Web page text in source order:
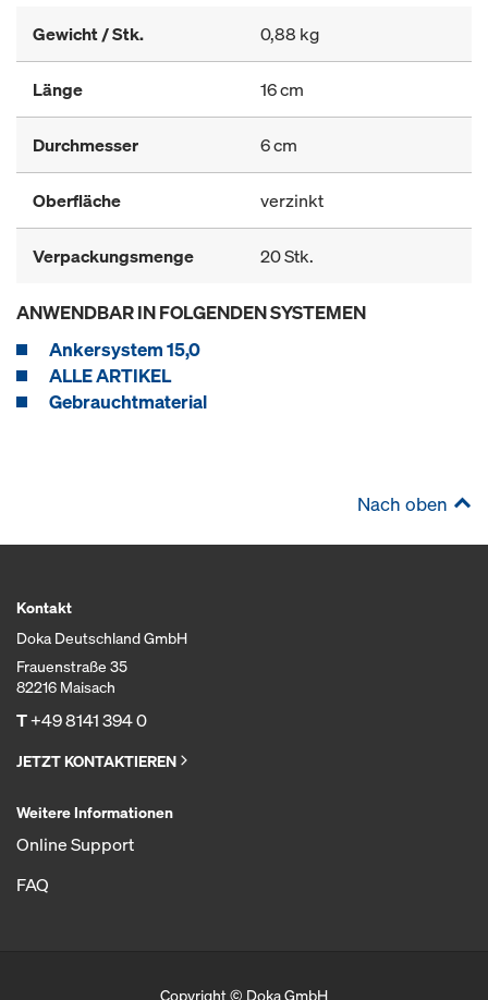
Gewicht / Stk. 0,88 kg
Länge 16 cm
Durchmesser 6 cm
Oberfläche verzinkt
Verpackungsmenge 20 Stk.
ANWENDBAR IN FOLGENDEN SYSTEMEN
Ankersystem 15,0
ALLE ARTIKEL
Gebrauchtmaterial
Nach oben
Kontakt
Doka Deutschland GmbH
Frauenstraße 35
82216 Maisach
T+49 8141 394 0
JETZT KONTAKTIEREN
Weitere Informationen
Online Support
FAQ
Copyright © Doka GmbH